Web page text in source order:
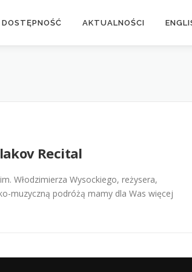
DOSTĘPNOŚĆ AKTUALNOŚCI
Recital
Włodzimierza Wysockiego, reżysera,
muzyczną podróżą mamy dla Was więcej